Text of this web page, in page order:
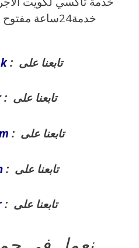
خدمة24ساعة مفتوح على مدار الساعة
تابعنا على :
تابعنا على :
تابعنا على :
تابعنا على :
تابعنا على :